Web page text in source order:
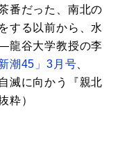
番だった、南北の
する以前から、水
龍谷大学教授の李
新潮45」3月号
滅に向かう『親北
粋）